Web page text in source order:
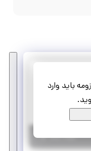
باید وارد
جزئیات بیشتر